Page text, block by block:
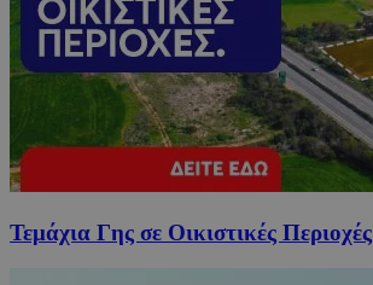
Τεμάχια Γης σε Οικιστικές Περιοχές